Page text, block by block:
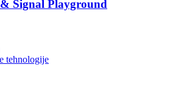
Signal Playground
tehnologije